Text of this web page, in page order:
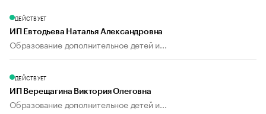
ДЕЙСТВУЕТ
ИП Евтодьева Наталья Александровна
Образование дополнительное детей и...
ДЕЙСТВУЕТ
ИП Верещагина Виктория Олеговна
Образование дополнительное детей и...